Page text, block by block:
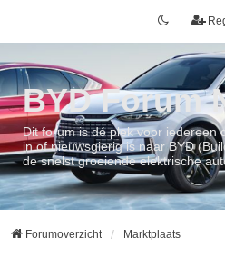
BYD Forum
Dit forum is dé plek voor iedereen
in of nieuwsgierig is naar BYD
de snelst groeiende elektrische
Forumoverzicht Marktplaats